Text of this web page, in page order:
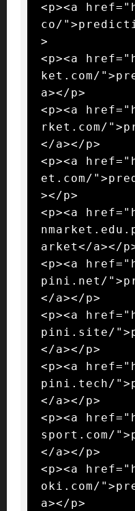
<p><a
co/
>
<p><a
ket.com/
a></p>
<p><a
rket.com/
</a></p>
<p><a
et.com/
></p>
<p><a
arket</a></
<p><a
pini.net/
</a></p>
<p><a
pini.site/
</a></p>
<p><a
pini.tech/
</a></p>
<p><a
sport.com/
</a></p>
<p><a
oki.com/
a></p>